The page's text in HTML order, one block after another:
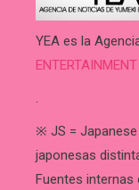
YEA es la
.
※ JS =
japonesas
Fuentes internas